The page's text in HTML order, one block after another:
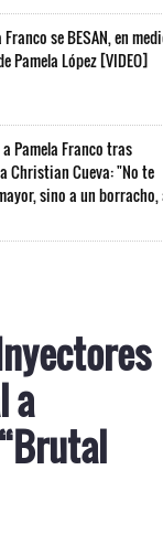
se BESAN, en
Pamela López [VIDEO]
Pamela Franco tras
Christian Cueva: "No te
sino a un borracho,
a